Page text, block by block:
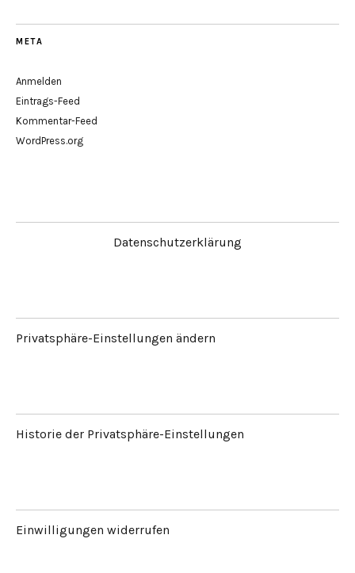
META
Anmelden
Eintrags-Feed
Kommentar-Feed
WordPress.org
Datenschutzerklärung
Privatsphäre-Einstellungen ändern
Historie der Privatsphäre-Einstellungen
Einwilligungen widerrufen